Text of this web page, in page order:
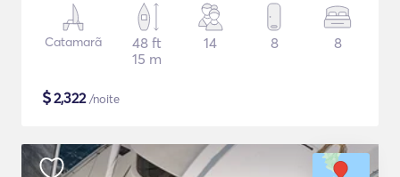
Catamarã
48 ft
15 m
14 8 8
$2,322/noite